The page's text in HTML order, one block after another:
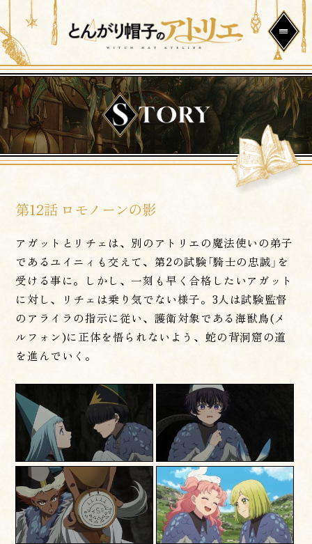
第12話 ロモノーンの影
アガットとリチェは、別のアトリエの魔法使いの弟子
であるユイニィも交えて、第2の試験「騎士の忠誠」を
受ける事に。しかし、一刻も早く合格したいアガット
に対し、リチェは乗り気でない様子。3人は試験監督
のアライラの指示に従い、護衛対象である海獣鳥(メ
ルフォン)に正体を悟られないよう、蛇の背洞窟の道
を進んでいく。